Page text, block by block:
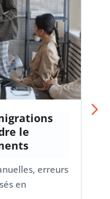
le
erreurs
en